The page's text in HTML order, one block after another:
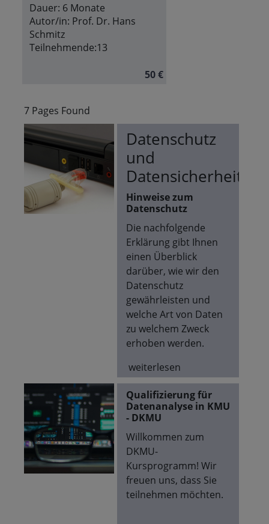
Dauer: 6 Monate
Autor/in: Prof. Dr. Hans
Schmitz
Teilnehmende:13
50 €
7 Pages Found
Datenschutz
und
Datensicherheit
Hinweise zum
Datenschutz
Die nachfolgende
Erklärung gibt Ihnen
einen Überblick
darüber, wie wir den
Datenschutz
gewährleisten und
welche Art von Daten
zu welchem Zweck
erhoben werden.
weiterlesen
Qualifizierung für
Datenanalyse in KMU
- DKMU
Willkommen zum
DKMU-
Kursprogramm! Wir
freuen uns, dass Sie
teilnehmen möchten.